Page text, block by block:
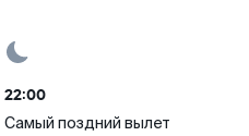
22:00
Самый поздний вылет